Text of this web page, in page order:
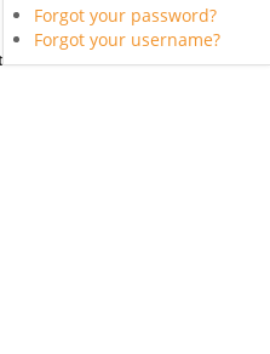
Forgot your password?
Forgot your username?